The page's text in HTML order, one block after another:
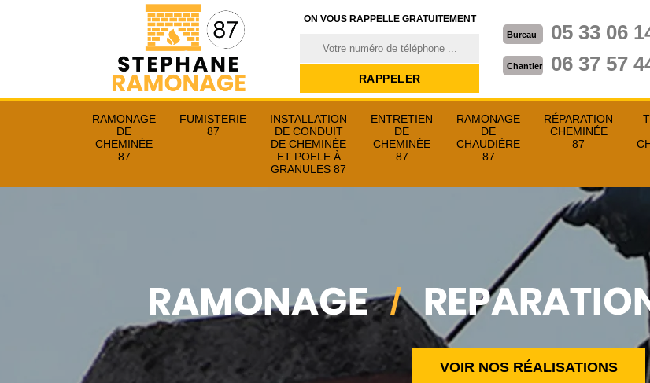
ON VOUS RAPPELLE GRATUITEMENT
Bureau 05 33 06
Chantier 06 37 57
RAMONAGE
DE
CHEMINÉE
87
FUMISTERIE
87
INSTALLATION
DE CONDUIT
DE CHEMINÉE
ET POELE À
GRANULES 87
ENTRETIEN
DE
CHEMINÉE
87
RAMONAGE
DE
CHAUDIÈRE
87
RÉPARATION
CHEMINÉE
87
VOIR NOS RÉALISATIONS